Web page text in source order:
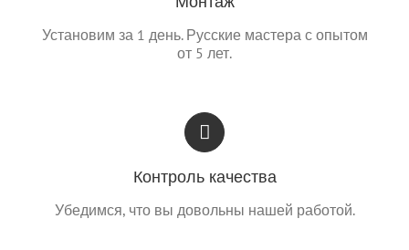
Установим за 1 день. Русские мастера с опытом
от 5 лет.
Контроль качества
Убедимся, что вы довольны нашей работой.